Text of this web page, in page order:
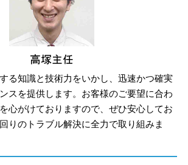
る知識と技術力をいかし、迅速かつ確実
スを提供します。お客様のご要望に合わ
心がけておりますので、ぜひ安心してお
りのトラブル解決に全力で取り組みま